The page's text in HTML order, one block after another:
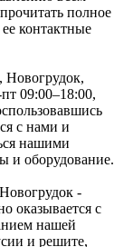
полное
контактные
Новогрудок,
09:00–18:00,
с нами и
нашими
и оборудование.
-
оказывается с
нашей
и решите,